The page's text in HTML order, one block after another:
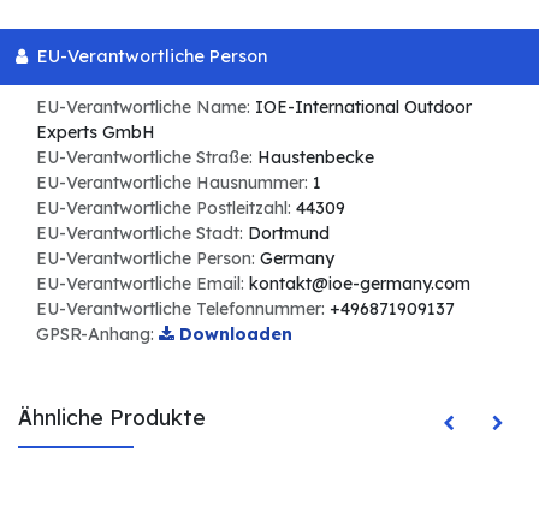
EU-Verantwortliche Person
EU-Verantwortliche Name: IOE-International Outdoor
Experts GmbH
EU-Verantwortliche Straße: Haustenbecke
EU-Verantwortliche Hausnummer: 1
EU-Verantwortliche Postleitzahl: 44309
EU-Verantwortliche Stadt: Dortmund
EU-Verantwortliche Person: Germany
EU-Verantwortliche Email: kontakt@ioe-germany.com
EU-Verantwortliche Telefonnummer: +496871909137
GPSR-Anhang:
Downloaden
Ähnliche Produkte